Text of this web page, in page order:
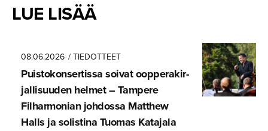
LUE LISÄÄ
08.06.2026 / TIEDOTTEET
Puistokon­ser­tissa soivat oopperakir­
jal­li­suuden helmet – Tampere
Filharmonian johdossa Matthew
Halls ja solistina Tuomas Katajala